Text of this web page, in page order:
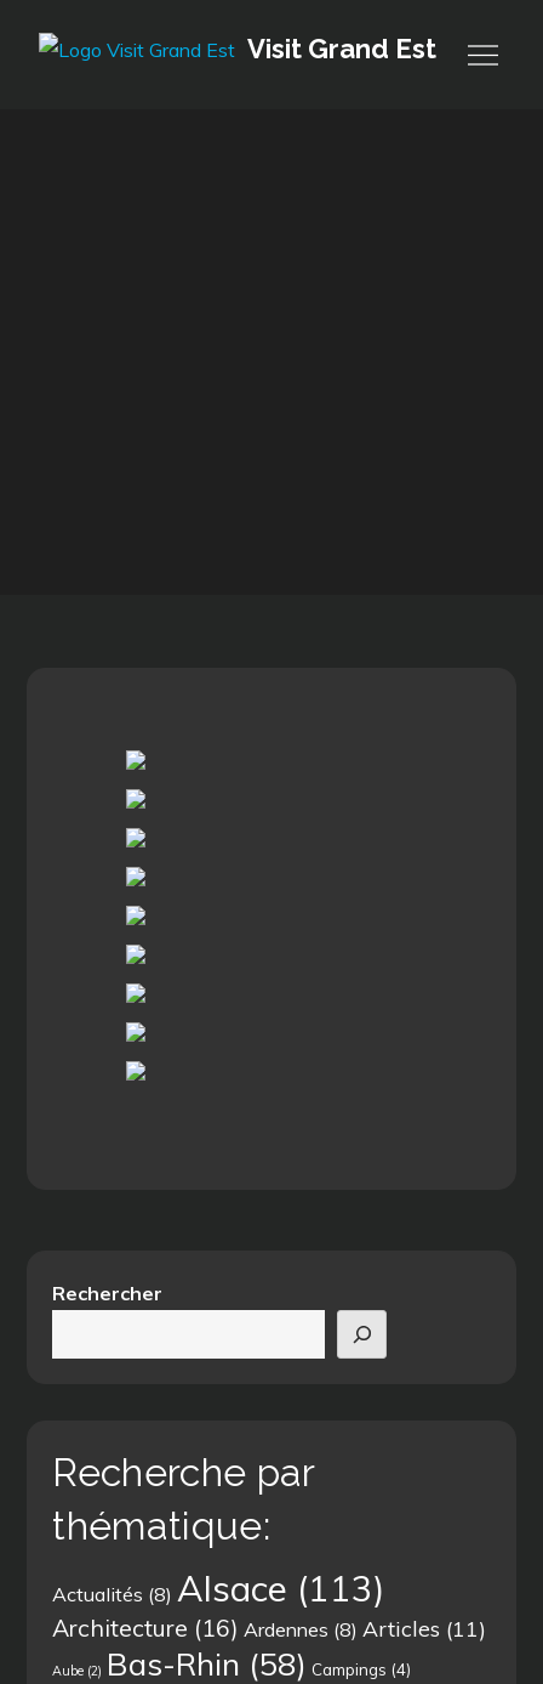
Visit Grand Est
Rechercher
Recherche par
thématique:
Actualités (8) Alsace (113)
Architecture (16) Ardennes (8) Articles (11)
Aube (2) Bas-Rhin (58) Campings (4)